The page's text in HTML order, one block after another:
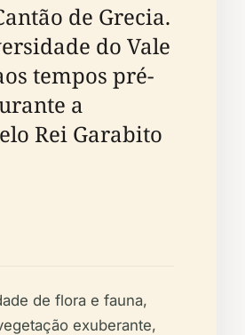
de Grecia.
do Vale
tempos pré-
a
Rei Garabito
de flora e fauna,
exuberante,